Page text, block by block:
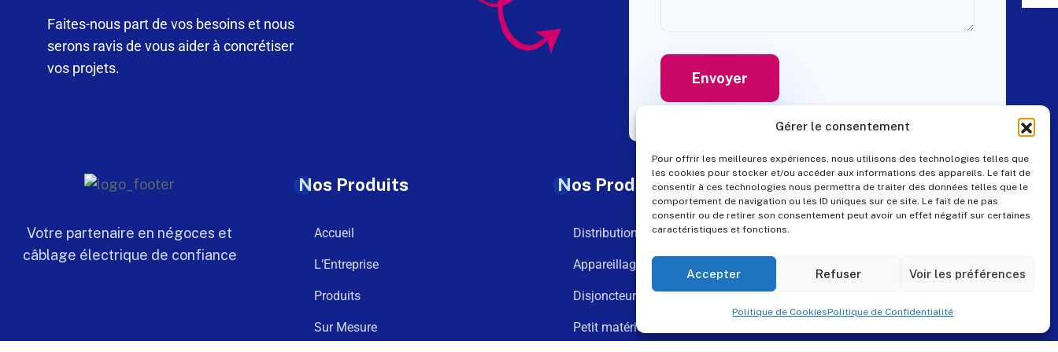
Gérer le consentement
Pour offrir les meilleures expériences, nous utilisons des technologies telles que
les cookies pour stocker et/ou accéder aux informations des appareils. Le fait de
consentir à ces technologies nous permettra de traiter des données telles que le
comportement de navigation ou les ID uniques sur ce site. Le fait de ne pas
consentir ou de retirer son consentement peut avoir un effet négatif sur certaines
caractéristiques et fonctions.
Accepter Refuser Voir les préférences
Politique de CookiesPolitique de Confidentialité
Faites-nous part de vos besoins et nous
serons ravis de vous aider à concrétiser
vos projets.
Votre partenaire en négoces et
câblage électrique de confiance
Nos Produits
Accueil
L’Entreprise
Produits
Sur Mesure
Nos Produits
Distribution
Appareillage
Disjoncteurs
Petit matériel
Contact
pes@pes-solutions.fr
8 Rue du Tonnelier,